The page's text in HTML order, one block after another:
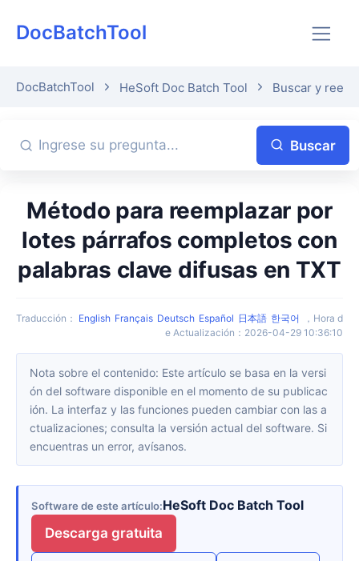
DocBatchTool
DocBatchTool HeSoft Doc Batch Tool Buscar y
Buscar
Método para reemplazar por
lotes párrafos completos con
palabras clave difusas en TXT
Traducción ： English Français Deutsch Español 日本語 한국어 ， Hora d
e Actualización ： 2026-04-29 10:36:10
Nota sobre el contenido: Este artículo se basa en la versi
ón del software disponible en el momento de su publicac
ión. La interfaz y las funciones pueden cambiar con las a
ctualizaciones; consulta la versión actual del software. Si
encuentras un error, avísanos.
Software de este artículo HeSoft Doc Batch Tool
Descarga gratuita